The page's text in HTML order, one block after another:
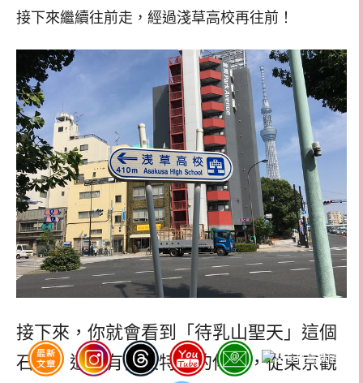
接下來繼續往前走，經過淺草高校再往前！
接下來，你就會看到「待乳山聖天」這個
石碑。這裡有個很特別的傳說，從東京觀